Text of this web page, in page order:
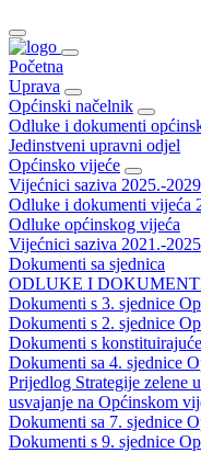
Početna
Uprava
Općinski načelnik
Odluke i dokumenti
Jedinstveni upravni odjel
Općinsko vijeće
Vijećnici saziva 2025.-
Odluke i dokumenti vijeća
Odluke općinskog vijeća
Vijećnici saziva 2021.-
Dokumenti sa sjednica
ODLUKE I
Dokumenti s 3. sjednice
Dokumenti s 2. sjednice
Dokumenti s
Dokumenti sa 4. sjednice
Prijedlog Strategije zelene
usvajanje na Općinskom
Dokumenti sa 7. sjednice
Dokumenti s 9. sjednice